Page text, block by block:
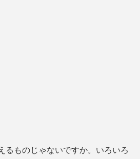
るものじゃないですか。いろいろ